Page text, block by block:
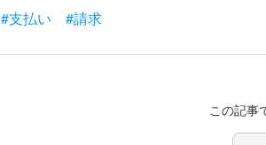
#支払い #請求
この記事